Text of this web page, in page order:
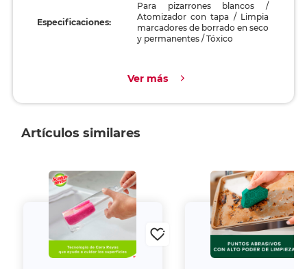
Especificaciones:
Para pizarrones blancos /
Atomizador con tapa / Limpia
marcadores de borrado en seco
y permanentes / Tóxico
Ver más
Artículos similares